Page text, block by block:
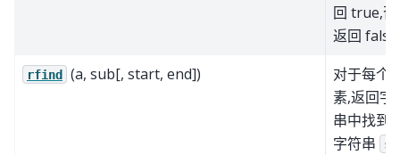
回 true,
返回 false.
rfind (a, sub[, start, end])
对于每个
素,返回字
串中找到
字符串